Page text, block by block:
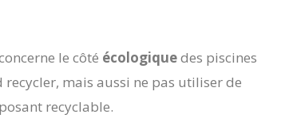
le côté écologiquedes piscines
recycler, mais aussi ne pas utiliser de
recyclable.